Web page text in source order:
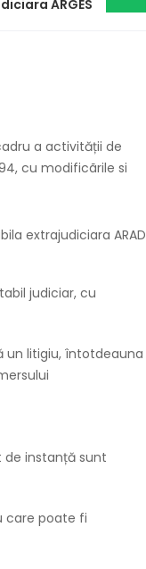
ARGES
a activității de
cu modificãrile si
judiciar, cu
un litigiu, întotdeauna
de instanță sunt
care poate fi